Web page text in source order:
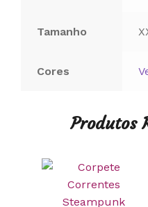
Tamanho
Cores
Produtos